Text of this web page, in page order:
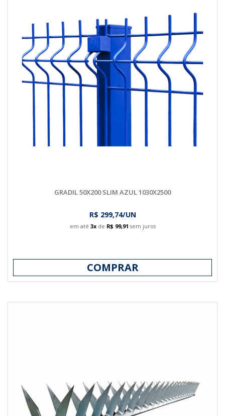
GRADIL 50X200 SLIM AZUL 1030X2500
R$ 299,74/UN
em até 3xde R$ 99,91 sem juros
COMPRAR